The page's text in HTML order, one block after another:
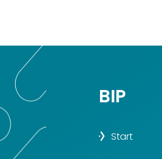
Nawigacja strony
BIP
Start